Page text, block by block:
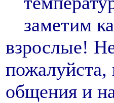
заметим
взрослые!
пожалуйста,
общения и